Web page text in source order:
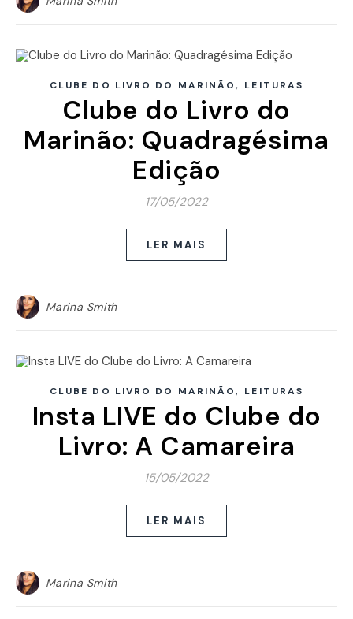
CLUBE DO LIVRO DO MARINÃO, LEITURAS
Clube do Livro do
Marinão: Quadragésima
Edição
17/05/2022
LER MAIS
Marina Smith
CLUBE DO LIVRO DO MARINÃO, LEITURAS
Insta LIVE do Clube do
Livro: A Camareira
15/05/2022
LER MAIS
Marina Smith